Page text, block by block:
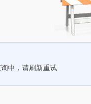
中，请刷新重试